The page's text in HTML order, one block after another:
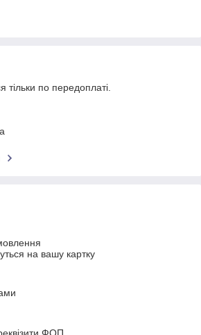
тільки по передоплаті.
на вашу картку